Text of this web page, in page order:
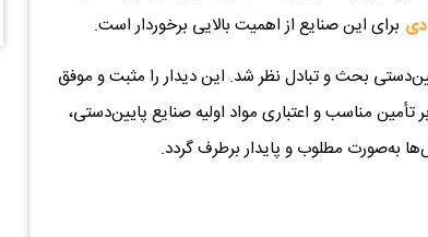
برای این صنایع از اهمیت بالایی برخوردار است.
بحث و تبادل نظر شد. این دیدار را مثبت و موفق
تأمین مناسب و اعتباری مواد اولیه صنایع پایین‌دستی،
به‌صورت مطلوب و پایدار برطرف گردد.